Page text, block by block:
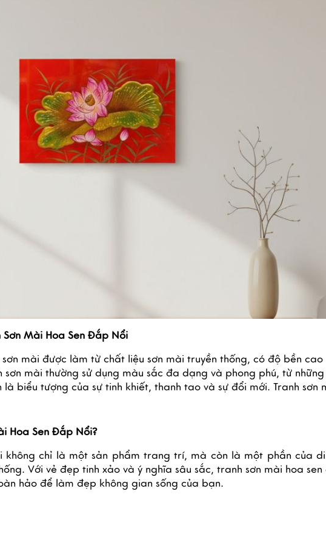
Mài Hoa Sen Đắp Nổi
sơn mài được làm từ chất liệu sơn mài truyền thống, có độ bền
sơn mài thường sử dụng màu sắc đa dạng và phong phú, từ
là biểu tượng của sự tinh khiết, thanh tao và sự đổi mới. Tranh
Hoa Sen Đắp Nổi?
không chỉ là một sản phẩm trang trí, mà còn là một phần của
Với vẻ đẹp tinh xảo và ý nghĩa sâu sắc, tranh sơn mài hoa
hảo để làm đẹp không gian sống của bạn.